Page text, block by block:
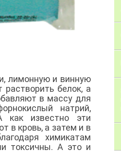
лимонную и винную
белок, а
в массу для
натрий,
как известно эти
в кровь, а затем и в
химикатам
токсичны. А это и